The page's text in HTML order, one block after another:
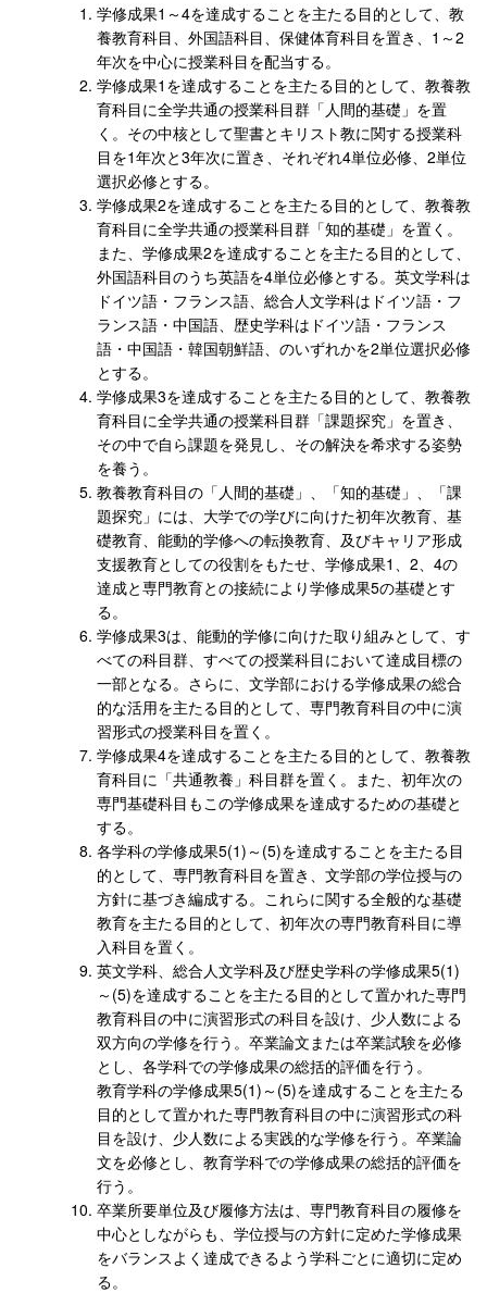
学修成果1～4を達成することを主たる目的として、教
養教育科目、外国語科目、保健体育科目を置き、1～2
年次を中心に授業科目を配当する。
学修成果1を達成することを主たる目的として、教養教
育科目に全学共通の授業科目群「人間的基礎」を置
く。その中核として聖書とキリスト教に関する授業科
目を1年次と3年次に置き、それぞれ4単位必修、2単位
選択必修とする。
学修成果2を達成することを主たる目的として、教養教
育科目に全学共通の授業科目群「知的基礎」を置く。
また、学修成果2を達成することを主たる目的として、
外国語科目のうち英語を4単位必修とする。英文学科は
ドイツ語・フランス語、総合人文学科はドイツ語・フ
ランス語・中国語、歴史学科はドイツ語・フランス
語・中国語・韓国朝鮮語、のいずれかを2単位選択必修
とする。
学修成果3を達成することを主たる目的として、教養教
育科目に全学共通の授業科目群「課題探究」を置き、
その中で自ら課題を発見し、その解決を希求する姿勢
を養う。
教養教育科目の「人間的基礎」、「知的基礎」、「課
題探究」には、大学での学びに向けた初年次教育、基
礎教育、能動的学修への転換教育、及びキャリア形成
支援教育としての役割をもたせ、学修成果1、2、4の
達成と専門教育との接続により学修成果5の基礎とす
る。
学修成果3は、能動的学修に向けた取り組みとして、す
べての科目群、すべての授業科目において達成目標の
一部となる。さらに、文学部における学修成果の総合
的な活用を主たる目的として、専門教育科目の中に演
習形式の授業科目を置く。
学修成果4を達成することを主たる目的として、教養教
育科目に「共通教養」科目群を置く。また、初年次の
専門基礎科目もこの学修成果を達成するための基礎と
する。
各学科の学修成果5(1)～(5)を達成することを主たる目
的として、専門教育科目を置き、文学部の学位授与の
方針に基づき編成する。これらに関する全般的な基礎
教育を主たる目的として、初年次の専門教育科目に導
入科目を置く。
英文学科、総合人文学科及び歴史学科の学修成果5(1)
～(5)を達成することを主たる目的として置かれた専門
教育科目の中に演習形式の科目を設け、少人数による
双方向の学修を行う。卒業論文または卒業試験を必修
とし、各学科での学修成果の総括的評価を行う。
教育学科の学修成果5(1)～(5)を達成することを主たる
目的として置かれた専門教育科目の中に演習形式の科
目を設け、少人数による実践的な学修を行う。卒業論
文を必修とし、教育学科での学修成果の総括的評価を
行う。
卒業所要単位及び履修方法は、専門教育科目の履修を
中心としながらも、学位授与の方針に定めた学修成果
をバランスよく達成できるよう学科ごとに適切に定め
る。